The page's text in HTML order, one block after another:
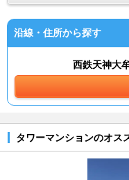
沿線・住所から探す
西鉄天神大
タワーマンションのオス